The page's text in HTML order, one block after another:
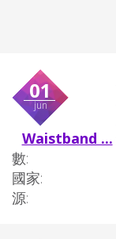
01
jun
Waistband ...
數:
國家:
源: